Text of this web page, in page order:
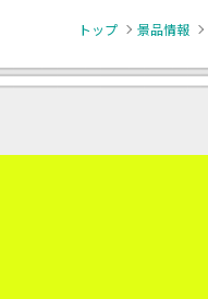
トップ 景品情報